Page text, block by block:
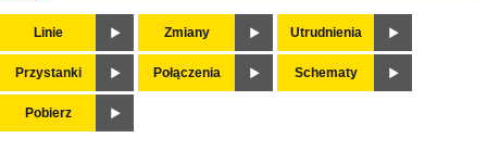
Linie Zmiany Utrudnienia
Przystanki Połączenia Schematy
Pobierz